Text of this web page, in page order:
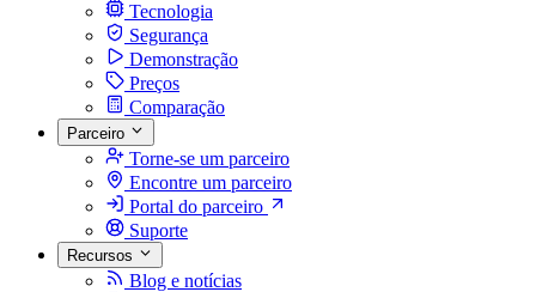
Tecnologia
Segurança
Demonstração
Preços
Comparação
Parceiro
Torne-se um parceiro
Encontre um parceiro
Portal do parceiro
Suporte
Recursos
Blog e notícias